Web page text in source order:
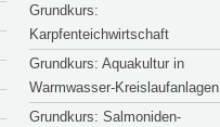
Grundkurs:
Karpfenteichwirtschaft
Grundkurs: Aquakultur in
Warmwasser-Kreislaufanlagen
Grundkurs: Salmoniden-